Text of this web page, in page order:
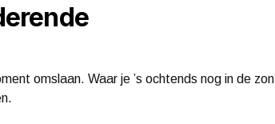
omslaan. Waar je ’s ochtends nog in de zon